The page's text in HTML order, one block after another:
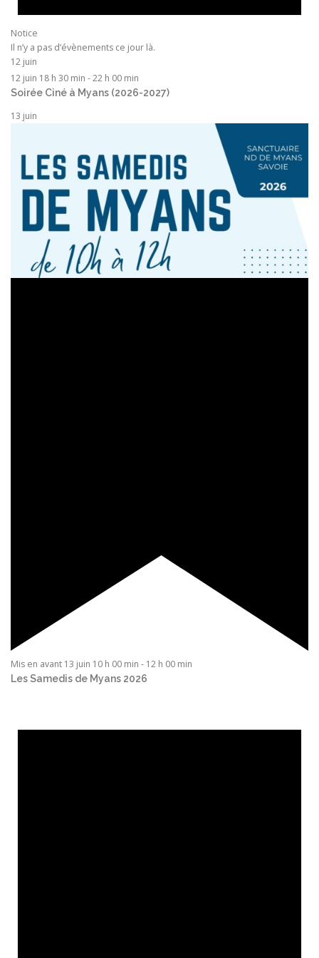
Notice
Il n’y a pas d’évènements ce jour là.
12 juin
12 juin 18 h 30 min -22 h 00 min
Soirée Ciné à Myans (2026-2027)
13 juin
Mis en avant 13 juin 10 h 00 min - 12 h 00 min
Les Samedis de Myans 2026